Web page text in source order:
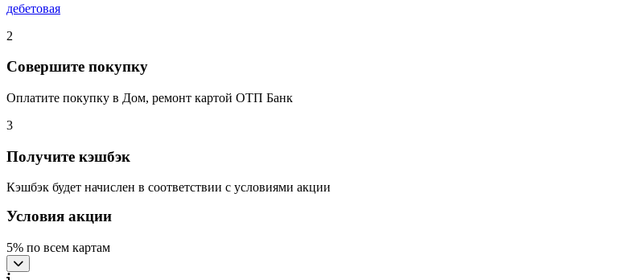
дебетовая
2
Совершите покупку
Оплатите покупку в Дом, ремонт картой ОТП Банк
3
Получите кэшбэк
Кэшбэк будет начислен в соответствии с условиями акции
Условия акции
5% по всем картам